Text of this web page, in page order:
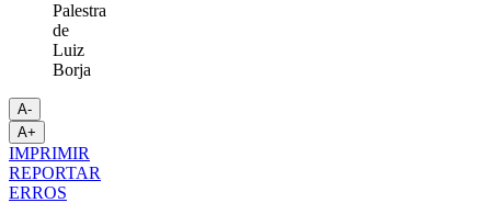
Palestra
de
Luiz
Borja
A-
A+
IMPRIMIR
REPORTAR
ERROS